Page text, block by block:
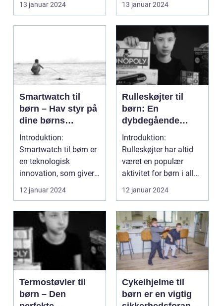
omk...
13 januar 2024
vigt...
13 januar 2024
Smartwatch til
børn – Hav styr på
dine børns
sikkerhed og
velbefindende
Introduktion:
Smartwatch til børn er
en teknologisk
innovation, som giver
forældre en ny måde
at hol...
12 januar 2024
Rulleskøjter til
børn: En
dybdegående
guide
Introduktion:
Rulleskøjter har altid
været en populær
aktivitet for børn i alle
aldre. De giver mul...
12 januar 2024
Termostøvler til
børn – Den
Cykelhjelme til
børn er en vigtig